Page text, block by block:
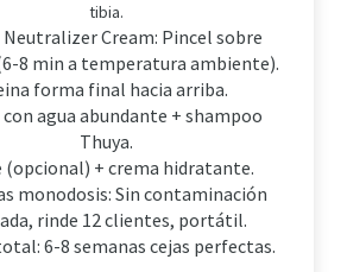
tibia.
Cream: Pincel sobre
8 min a temperatura ambiente).
forma final hacia arriba.
agua abundante + shampoo
Thuya.
(opcional) + crema hidratante.
monodosis: Sin contaminación
rinde 12 clientes, portátil.
6-8 semanas cejas perfectas.